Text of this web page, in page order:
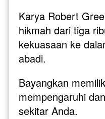
Karya Robert
hikmah dari tiga
kekuasaan ke
abadi.
Bayangkan
mempengaruhi
sekitar Anda.